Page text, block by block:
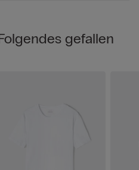
gefallen